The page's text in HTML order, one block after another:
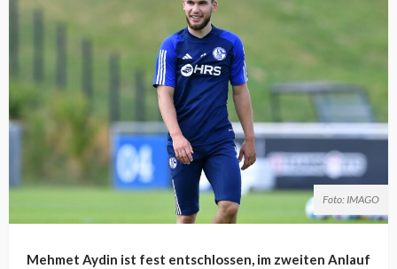
Foto: IMAGO
Mehmet Aydin ist fest entschlossen, im zweiten Anlauf